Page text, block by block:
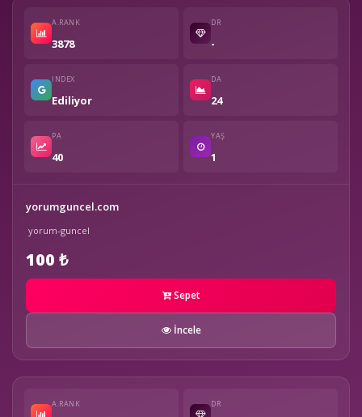
A.RANK
3878
DR
-
INDEX
Ediliyor
DA
24
PA
40
YAŞ
1
yorumguncel.com
yorum-guncel
100 ₺
Sepet
İncele
A.RANK DR